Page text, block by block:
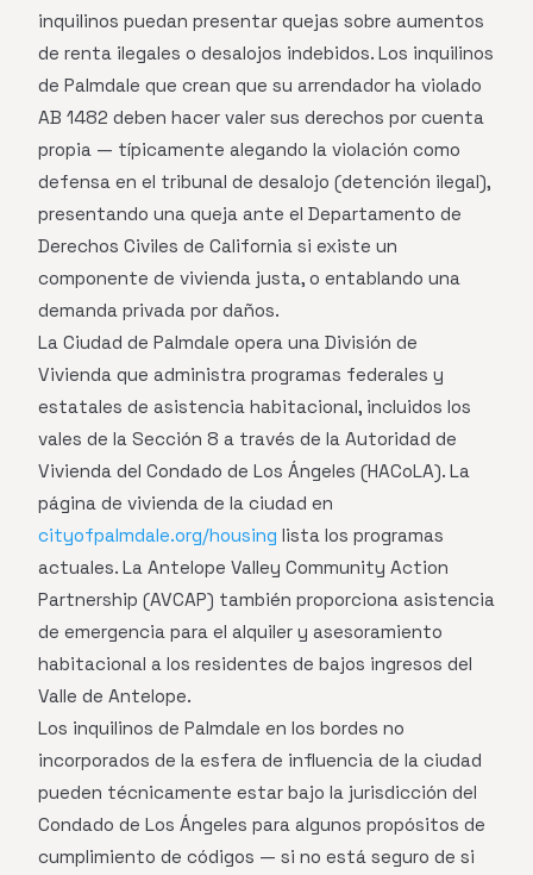
inquilinos puedan presentar quejas sobre aumentos
de renta ilegales o desalojos indebidos. Los inquilinos
de Palmdale que crean que su arrendador ha violado
AB 1482 deben hacer valer sus derechos por cuenta
propia — típicamente alegando la violación como
defensa en el tribunal de desalojo (detención ilegal),
presentando una queja ante el Departamento de
Derechos Civiles de California si existe un
componente de vivienda justa, o entablando una
demanda privada por daños.
La Ciudad de Palmdale opera una División de
Vivienda que administra programas federales y
estatales de asistencia habitacional, incluidos los
vales de la Sección 8 a través de la Autoridad de
Vivienda del Condado de Los Ángeles (HACoLA). La
página de vivienda de la ciudad en
cityofpalmdale.org/housing lista los programas
actuales. La Antelope Valley Community Action
Partnership (AVCAP) también proporciona asistencia
de emergencia para el alquiler y asesoramiento
habitacional a los residentes de bajos ingresos del
Valle de Antelope.
Los inquilinos de Palmdale en los bordes no
incorporados de la esfera de influencia de la ciudad
pueden técnicamente estar bajo la jurisdicción del
Condado de Los Ángeles para algunos propósitos de
cumplimiento de códigos — si no está seguro de si